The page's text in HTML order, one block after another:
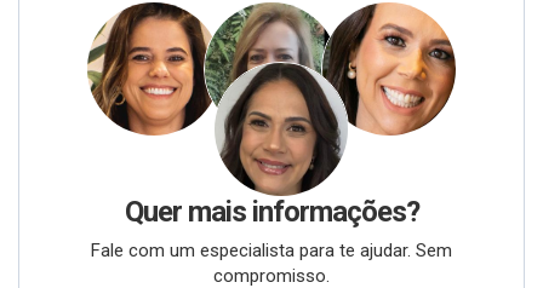
Quer mais informações?
Fale com um especialista para te ajudar. Sem
compromisso.